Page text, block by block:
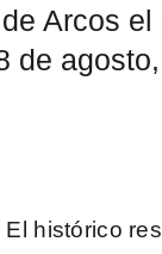
Arcos el
de
El histórico